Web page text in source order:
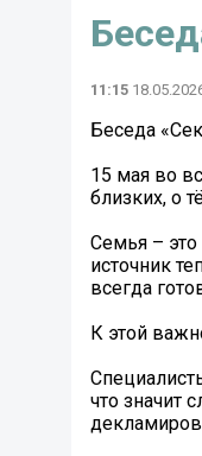
11:15
Беседа
15 мая во
близких, о
Семья – это
источник
всегда
К этой
что значит